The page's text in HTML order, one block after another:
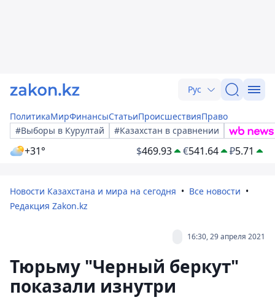
Рус
ПолитикаМирФинансыСтатьиПроисшествияПраво
#Выборы в Курултай
#Казахстан в сравнении
+31° $469.93 €541.64 ₽5.71
Новости Казахстана и мира на сегодня
Все новости
Редакция Zakon.kz
16:30, 29 апреля 2021
Тюрьму "Черный беркут"
показали изнутри